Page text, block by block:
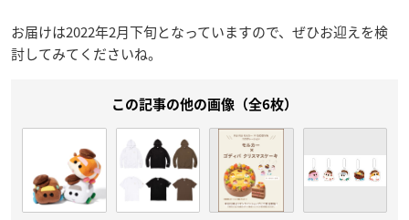
お届けは2022年2月下旬となっていますので、ぜひお迎えを検
討してみてくださいね。
この記事の他の画像（全6枚）